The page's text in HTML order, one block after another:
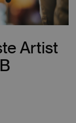
Artist